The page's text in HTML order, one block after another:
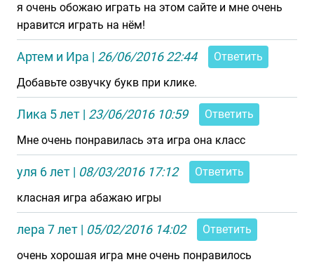
я очень обожаю играть на этом сайте и мне очень
нравится играть на нём!
Артем и Ира | 26/06/2016 22:44
Ответить
Добавьте озвучку букв при клике.
Лика 5 лет | 23/06/2016 10:59
Ответить
Мне очень понравилась эта игра она класс
уля 6 лет | 08/03/2016 17:12
Ответить
класная игра абажаю игры
лера 7 лет | 05/02/2016 14:02
Ответить
очень хорошая игра мне очень понравилось